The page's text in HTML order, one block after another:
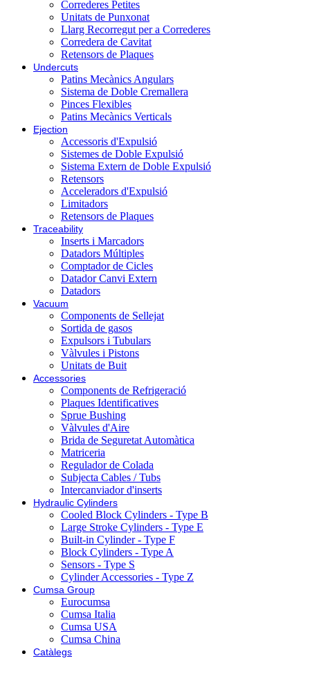
Correderes Petites
Unitats de Punxonat
Llarg Recorregut per a Correderes
Corredera de Cavitat
Retensors de Plaques
Undercuts
Patins Mecànics Angulars
Sistema de Doble Cremallera
Pinces Flexibles
Patins Mecànics Verticals
Ejection
Accessoris d'Expulsió
Sistemes de Doble Expulsió
Sistema Extern de Doble Expulsió
Retensors
Acceleradors d'Expulsió
Limitadors
Retensors de Plaques
Traceability
Inserts i Marcadors
Datadors Múltiples
Comptador de Cicles
Datador Canvi Extern
Datadors
Vacuum
Components de Sellejat
Sortida de gasos
Expulsors i Tubulars
Vàlvules i Pistons
Unitats de Buit
Accessories
Components de Refrigeració
Plaques Identificatives
Sprue Bushing
Vàlvules d'Aire
Brida de Seguretat Automàtica
Matriceria
Regulador de Colada
Subjecta Cables / Tubs
Intercanviador d'inserts
Hydraulic Cylinders
Cooled Block Cylinders - Type B
Large Stroke Cylinders - Type E
Built-in Cylinder - Type F
Block Cylinders - Type A
Sensors - Type S
Cylinder Accessories - Type Z
Cumsa Group
Eurocumsa
Cumsa Italia
Cumsa USA
Cumsa China
Catàlegs